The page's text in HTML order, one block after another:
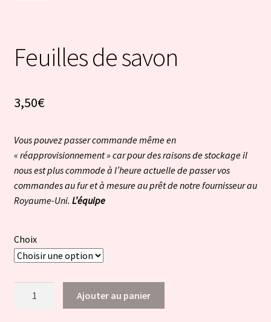
Feuilles de savon
3,50€
Vous pouvez passer commande même en
« réapprovisionnement » car pour des raisons de stockage il
nous est plus commode à l’heure actuelle de passer vos
commandes au fur et à mesure au prêt de notre fournisseur au
Royaume-Uni. L’équipe
Choix
Ajouter au panier